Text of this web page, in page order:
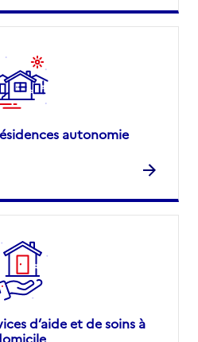
autonomie
d’aide et de soins à